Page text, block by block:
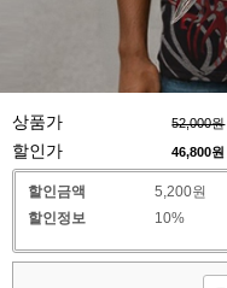
상품가 52,000원
할인가 46,800원
할인금액
5,200원
할인정보
10%